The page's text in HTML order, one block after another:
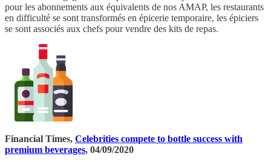
pour les abonnements aux équivalents de nos AMAP, les restaurants
en difficulté se sont transformés en épicerie temporaire, les épiciers
se sont associés aux chefs pour vendre des kits de repas.
Financial Times, Celebrities compete to bottle success with
premium beverages, 04/09/2020